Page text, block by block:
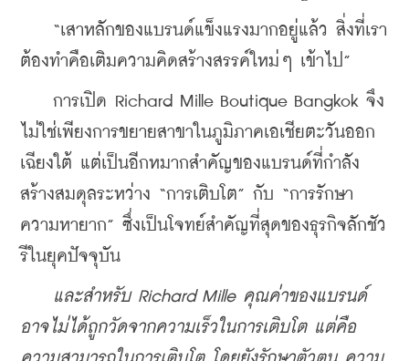
“เสาหลักของแบรนด์แข็งแรงมากอยู่แล้ว สิ่งที่เรา
ต้องทำคือเติมความคิดสร้างสรรค์ใหม่ๆ เข้าไป”
การเปิด Richard Mille Boutique Bangkok จึง
ไม่ใช่เพียงการขยายสาขาในภูมิภาคเอเชียตะวันออก
เฉียงใต้ แต่เป็นอีกหมากสำคัญของแบรนด์ที่กำลัง
สร้างสมดุลระหว่าง “การเติบโต” กับ “การรักษา
ความหายาก” ซึ่งเป็นโจทย์สำคัญที่สุดของธุรกิจลักชัว
รีในยุคปัจจุบัน
และสำหรับ Richard Mille คุณค่าของแบรนด์
อาจไม่ได้ถูกวัดจากความเร็วในการเติบโต แต่คือ